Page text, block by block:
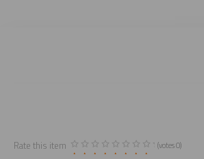
Rate this item (0 votes)